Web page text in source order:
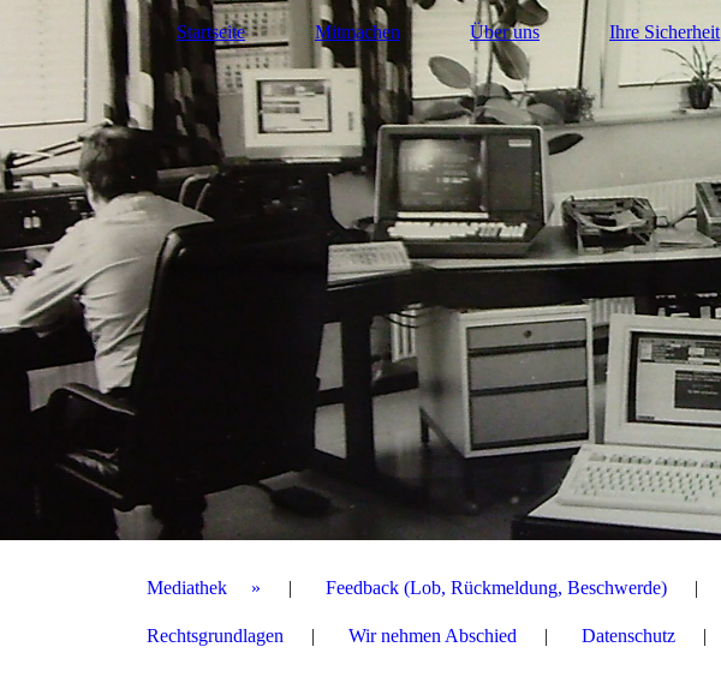
Startseite Mitmachen Über uns Ihre Sicherheit
Mediathek Feedback (Lob, Rückmeldung, Beschwerde)
Rechtsgrundlagen Wir nehmen Abschied Datenschutz